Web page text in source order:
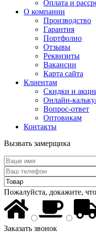
Оплата и
О компании
Производство
Гарантия
Портфолио
Отзывы
Реквизиты
Вакансии
Карта сайта
Клиентам
Скидки и
Онлайн-
Вопрос-ответ
Оптовикам
Контакты
Вызвать замерщика
Пожалуйста, докажите,
Заказать звонок